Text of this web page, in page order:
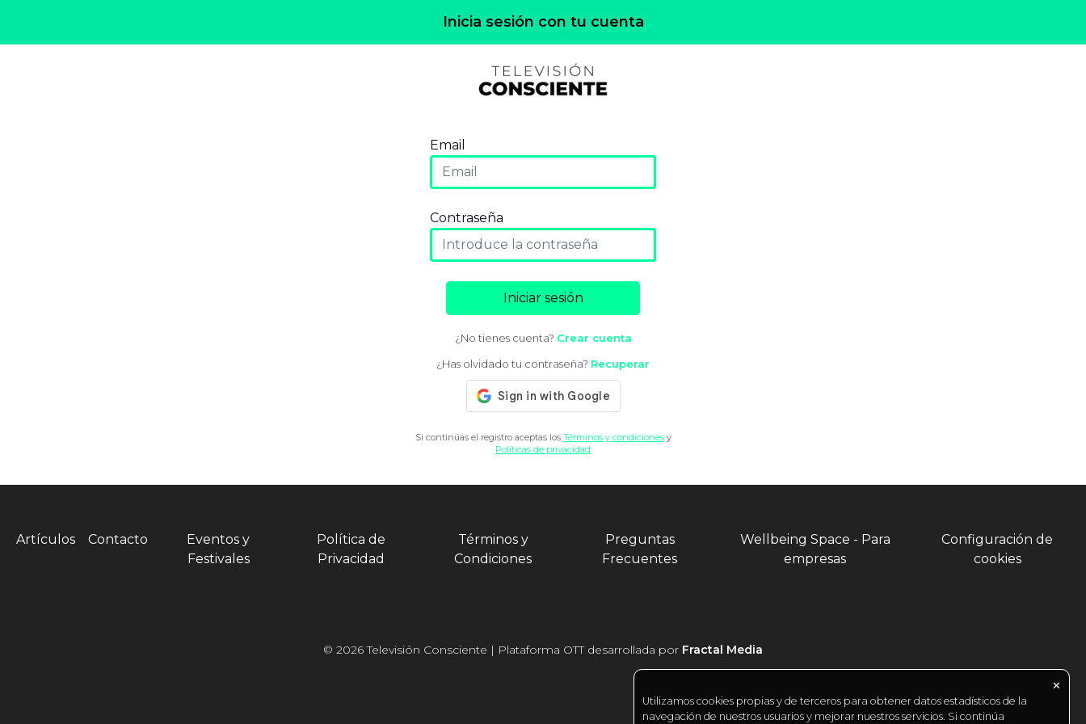
Inicia sesión con tu cuenta
Email
Contraseña
Iniciar sesión
¿No tienes cuenta? Crear cuenta
¿Has olvidado tu contraseña? Recuperar
Si continúas el registro aceptas los Términos y condicionesy
Políticas de privacidad
Artículos Contacto
Eventos y
Festivales
Política de
Privacidad
Términos y
Condiciones
Preguntas
Frecuentes
Wellbeing Space - Para
empresas
Configuración de
cookies
© 2026 Televisión Consciente | Plataforma OTT desarrollada por Fractal Media
✕
Utilizamos cookies propias y de terceros para obtener datos estadísticos de la
navegación de nuestros usuarios y mejorar nuestros servicios. Si continúa